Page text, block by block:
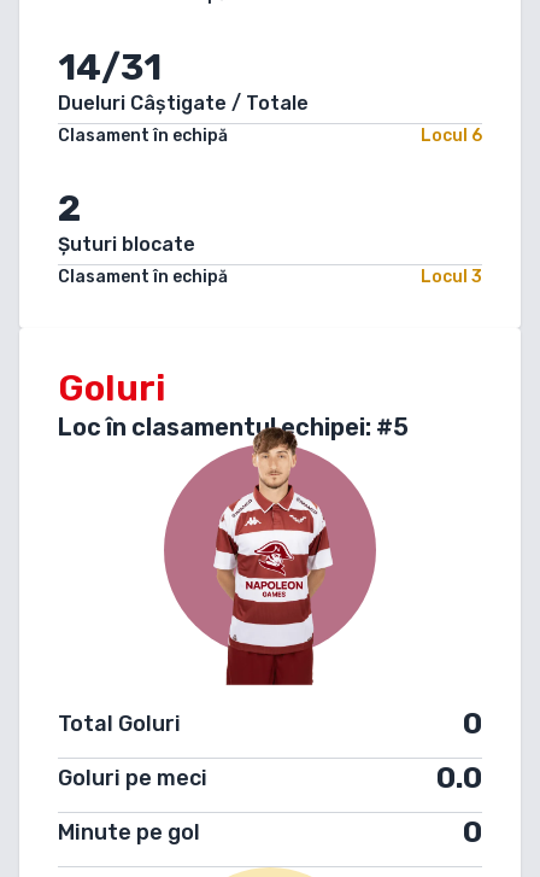
14/31
Dueluri Câștigate / Totale
Clasament în echipă Locul 6
2
Șuturi blocate
Clasament în echipă Locul 3
Goluri
Loc în clasamentul echipei: #5
Total Goluri 0
Goluri pe meci 0.0
Minute pe gol 0